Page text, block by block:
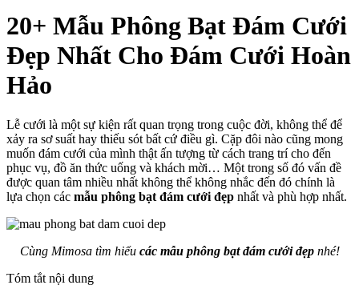
20+ Mẫu Phông Bạt Đám Cưới
Đẹp Nhất Cho Đám Cưới Hoàn
Hảo
Lễ cưới là một sự kiện rất quan trọng trong cuộc đời, không thể để
xảy ra sơ suất hay thiếu sót bất cứ điều gì. Cặp đôi nào cũng mong
muốn đám cưới của mình thật ấn tượng từ cách trang trí cho đến
phục vụ, đồ ăn thức uống và khách mời… Một trong số đó vấn đề
được quan tâm nhiều nhất không thể không nhắc đến đó chính là
lựa chọn các mẫu phông bạt đám cưới đẹp nhất và phù hợp nhất.
Cùng Mimosa tìm hiểu các mẫu phông bạt đám cưới đẹp nhé!
Tóm tắt nội dung